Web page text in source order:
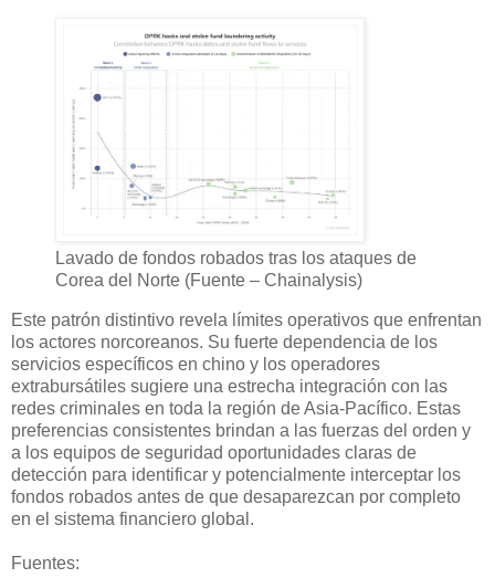
Lavado de fondos robados tras los ataques de
Corea del Norte (Fuente – Chainalysis)
Este patrón distintivo revela límites operativos que enfrentan
los actores norcoreanos. Su fuerte dependencia de los
servicios específicos en chino y los operadores
extrabursátiles sugiere una estrecha integración con las
redes criminales en toda la región de Asia-Pacífico. Estas
preferencias consistentes brindan a las fuerzas del orden y
a los equipos de seguridad oportunidades claras de
detección para identificar y potencialmente interceptar los
fondos robados antes de que desaparezcan por completo
en el sistema financiero global.
Fuentes: